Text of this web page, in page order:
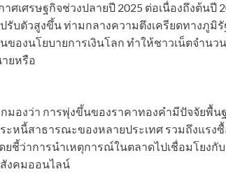
เศรษฐกิจช่วงปลายปี 2025 ต่อเนื่องถึงต้นปี
บตัวสูงขึ้น ท่ามกลางความตึงเครียดทางภูมิรั
องนโยบายการเงินโลก ทำให้ชาวเน็ตจำนว
ยหรือ
มองว่า การพุ่งขึ้นของราคาทองคำมีปัจจัยพื้น
ะหนี้สาธารณะของหลายประเทศ รวมถึงแรง
ชี้ว่าการนำเหตุการณ์ในตลาดไปเชื่อมโยงกั
งคมออนไลน์